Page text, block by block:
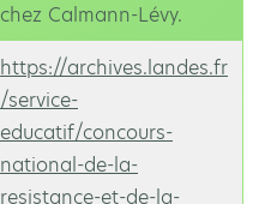
chez Calmann-Lévy.
https://archives.landes.fr
/service-
educatif/concours-
national-de-la-
resistance-et-de-la-